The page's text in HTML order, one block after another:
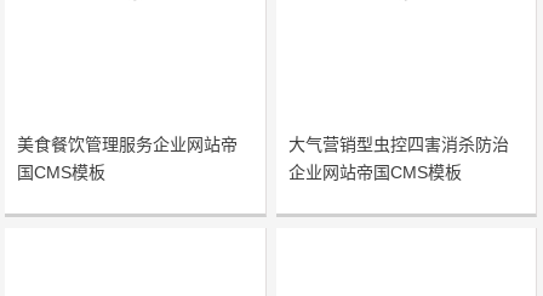
美食餐饮管理服务企业网站帝
国CMS模板
大气营销型虫控四害消杀防治
企业网站帝国CMS模板